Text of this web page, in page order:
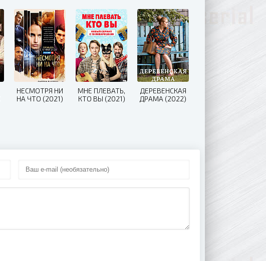
НЕСМОТРЯ НИ
НА ЧТО (2021)
МНЕ ПЛЕВАТЬ,
КТО ВЫ (2021)
ДЕРЕВЕНСКАЯ
ДРАМА (2022)